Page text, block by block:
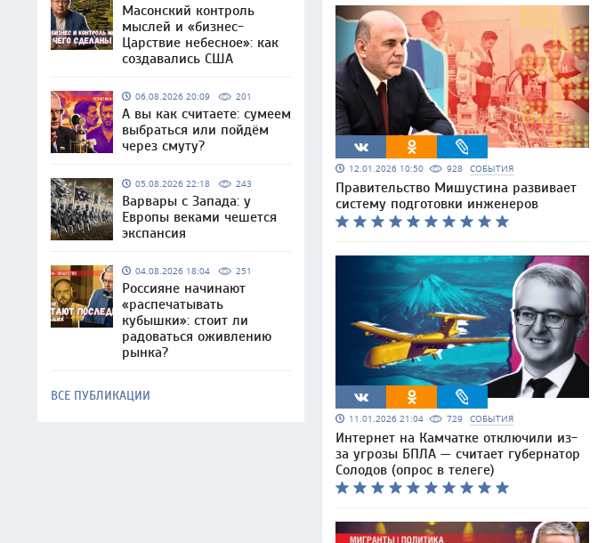
Масонский контроль
мыслей и «бизнес-
Царствие небесное»: как
создавались США
06.08.2026 20:09 201
А вы как считаете: сумеем
выбраться или пойдём
через смуту?
05.08.2026 22:18 243
Варвары с Запада: у
Европы веками чешется
экспансия
04.08.2026 18:04 251
Россияне начинают
«распечатывать
кубышки»: стоит ли
радоваться оживлению
рынка?
ВСЕ ПУБЛИКАЦИИ
12.01.2026 10:50 928 СОБЫТИЯ
Правительство Мишустина развивает
систему подготовки инженеров
11.01.2026 21:04 729 СОБЫТИЯ
Интернет на Камчатке отключили из-
за угрозы БПЛА — считает губернатор
Солодов (опрос в телеге)